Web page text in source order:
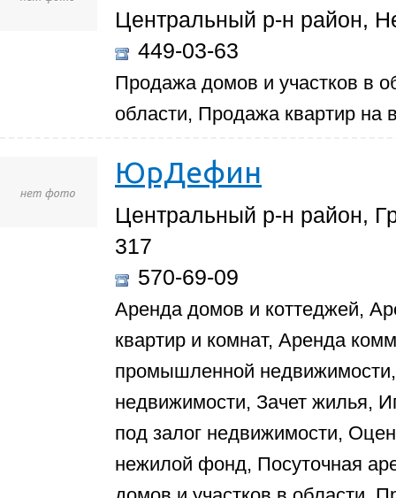
Центральный р-н район,
449-03-63
Продажа домов и участков в
области, Продажа квартир на
ЮрДефин
Центральный р-н район,
317
570-69-09
Аренда домов и коттеджей,
квартир и комнат, Аренда
промышленной
недвижимости, Зачет жилья,
под залог недвижимости,
нежилой фонд, Посуточная